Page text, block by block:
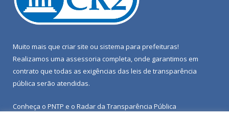
Muito mais que criar site ou sistema para prefeituras!
Realizamos uma assessoria completa, onde garantimos em
contrato que todas as exigências das leis de transparência
pública serão atendidas.
Conheça o PNTP e o Radar da Transparência Pública